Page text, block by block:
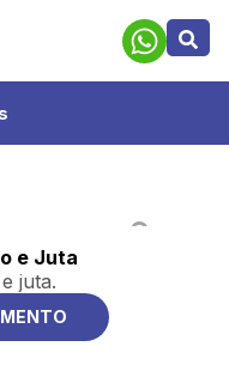
e Juta
juta.